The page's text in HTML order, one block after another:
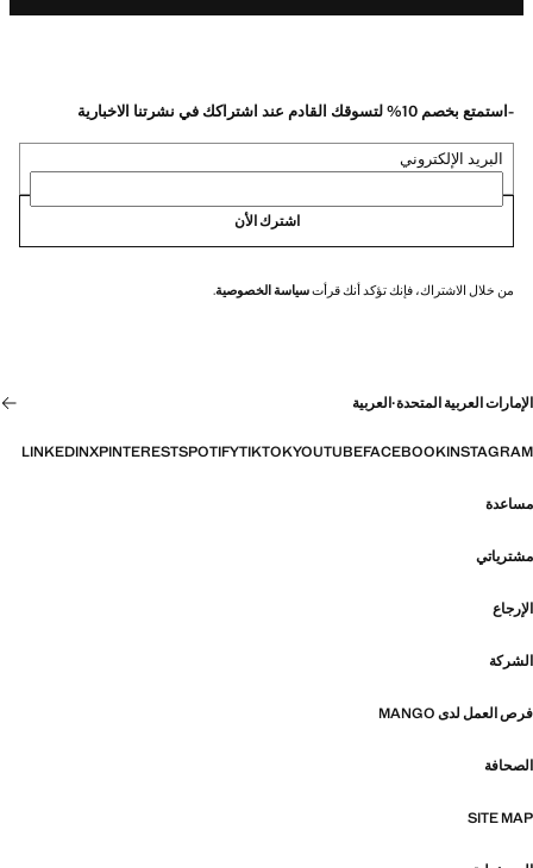
-استمتع بخصم 10% لتسوقك القادم عند اشتراكك في نشرتنا الاخبارية
البريد الإلكتروني
اشترك الأن
من خلال الاشتراك، فإنك تؤكد أنك قرأتسياسة الخصوصية.
الإمارات العربية المتحدة·العربية
INSTAGRAM
FACEBOOK
YOUTUBE
TIKTOK
SPOTIFY
PINTEREST
X
LINKEDIN
مساعدة
مشترياتي
الإرجاع
الشركة
فرص العمل لدى MANGO
الصحافة
SITE MAP